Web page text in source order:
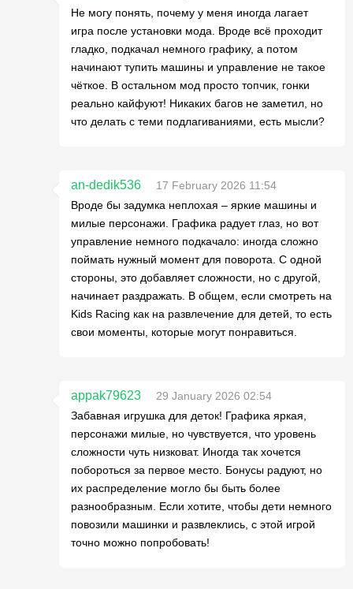
Не могу понять, почему у меня иногда лагает
игра после установки мода. Вроде всё проходит
гладко, подкачал немного графику, а потом
начинают тупить машины и управление не такое
чёткое. В остальном мод просто топчик, гонки
реально кайфуют! Никаких багов не заметил, но
что делать с теми подлагиваниями, есть мысли?
an-dedik536
17 February 2026 11:54
Вроде бы задумка неплохая – яркие машины и
милые персонажи. Графика радует глаз, но вот
управление немного подкачало: иногда сложно
поймать нужный момент для поворота. С одной
стороны, это добавляет сложности, но с другой,
начинает раздражать. В общем, если смотреть на
Kids Racing как на развлечение для детей, то есть
свои моменты, которые могут понравиться.
appak79623
29 January 2026 02:54
Забавная игрушка для деток! Графика яркая,
персонажи милые, но чувствуется, что уровень
сложности чуть низковат. Иногда так хочется
побороться за первое место. Бонусы радуют, но
их распределение могло бы быть более
разнообразным. Если хотите, чтобы дети немного
повозили машинки и развлеклись, с этой игрой
точно можно попробовать!